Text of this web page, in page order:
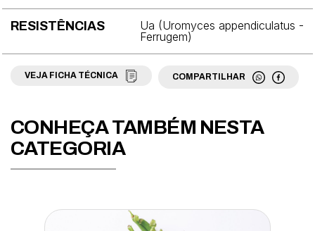
Espinafre
Fava
Feijão
Jiló
Maxixe
RESISTÊNCIAS
Ua (Uromyces appendiculatus -
Ferrugem)
VEJA FICHA TÉCNICA COMPARTILHAR
CONHEÇA TAMBÉM NESTA
CATEGORIA